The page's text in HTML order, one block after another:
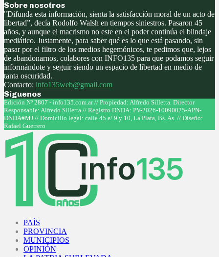
Sobre nosotros
"Difunda esta información, sienta la satisfacción moral de un acto de
libertad”, decía Rodolfo Walsh en tiempos siniestros. Pasaron 45
años, y aunque el macrismo no este en el poder continúa el blindaje
mediático. Justamente, para saber qué es lo que está pasando, sin
pasar por el filtro de los medios hegemónicos, te pedimos que, lejos
de abandonarnos, colabores con INFO135 para que podamos seguir
informándote y seguir siendo un espacio de libertad en medio de
tanta oscuridad.
Contacto: info135web@gmail.com
Síguenos
Facebook
Twitter
Instagram
Youtube
Edición Nº 2807 - info135.com.ar // Propiedad: Alfredo Silletta. Director
Responsable: Alfredo Silletta // Registro DNDA: PV-2026-10090025-APN-
DNDA#MJ // Domicilio legal: calle 45 e/ 9 y 10, La Plata, Bs. As. // Diseño:
Rafael Guerrero
PAÍS
PROVINCIA
MUNICIPIOS
OPINIÓN